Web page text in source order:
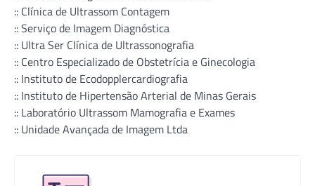
:: Clínica de Ultrassom Contagem
:: Serviço de Imagem Diagnóstica
:: Ultra Ser Clínica de Ultrassonografia
:: Centro Especializado de Obstetrícia e Ginecologia
:: Instituto de Ecodopplercardiografia
:: Instituto de Hipertensão Arterial de Minas Gerais
:: Laboratório Ultrassom Mamografia e Exames
:: Unidade Avançada de Imagem Ltda